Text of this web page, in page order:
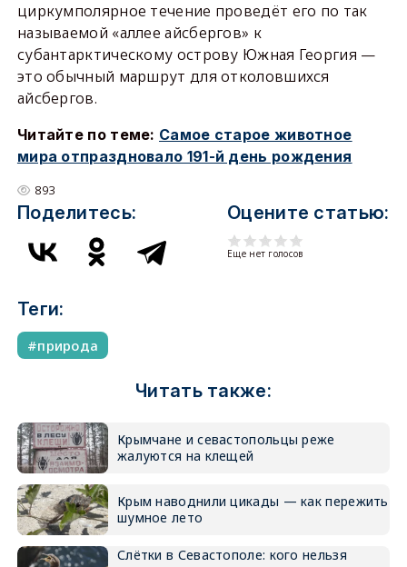
циркумполярное течение проведёт его по так
называемой «аллее айсбергов» к
субантарктическому острову Южная Георгия —
это обычный маршрут для отколовшихся
айсбергов.
Читайте по теме: Самое старое животное
мира отпраздновало 191-й день рождения
893
Поделитесь: Оцените статью:
Еще нет голосов
Теги:
природа
Читать также:
Крымчане и севастопольцы реже
жалуются на клещей
Крым наводнили цикады — как пережить
шумное лето
Слётки в Севастополе: кого нельзя